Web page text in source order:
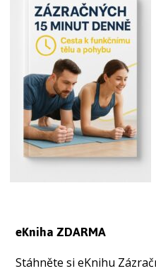
eKniha ZDARMA
Stáhněte si eKnihu